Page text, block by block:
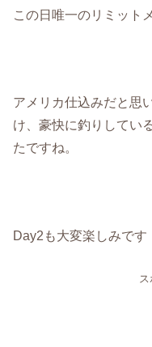
この日唯一のリミット
アメリカ仕込みだと思
け、豪快に釣りしてい
たですね。
Day2も大変楽しみです
ス